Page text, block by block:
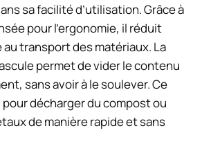
sa facilité d’utilisation. Grâce à
pour l’ergonomie, il réduit
au transport des matériaux. La
permet de vider le contenu
sans avoir à le soulever. Ce
décharger du compost ou
de manière rapide et sans